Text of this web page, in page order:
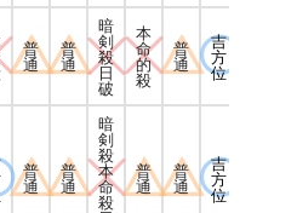
普
通
普
通
暗
剣
殺
日
破
本
命
的
殺
普
通
吉
方
位
普
通
普
通
暗
剣
殺
本
命
殺
普
通
普
通
吉
方
位